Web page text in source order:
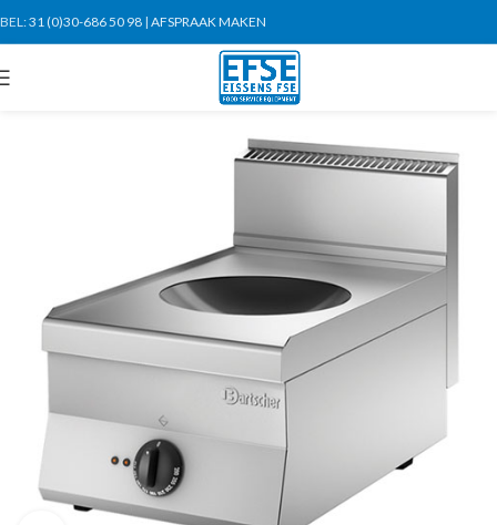
BEL:31 (0)30-686 50 98 | AFSPRAAK MAKEN